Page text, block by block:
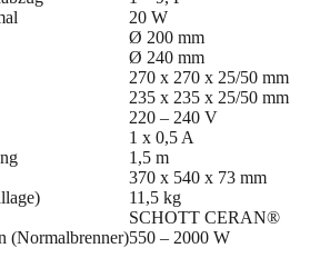
20 W
Ø 200 mm
Ø 240 mm
270 x 270 x 25/50 mm
235 x 235 x 25/50 mm
220 – 240 V
1 x 0,5 A
1,5 m
370 x 540 x 73 mm
11,5 kg
SCHOTT CERAN®
(Normalbrenner)550 – 2000 W